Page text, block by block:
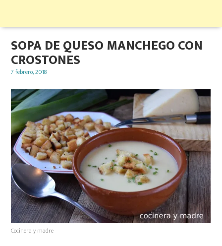
SOPA DE QUESO MANCHEGO CON
CROSTONES
Posted
7 febrero, 2018
Cocinera y madre